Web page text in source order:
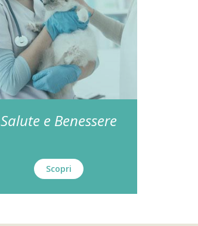
Salute e Benessere
Scopri